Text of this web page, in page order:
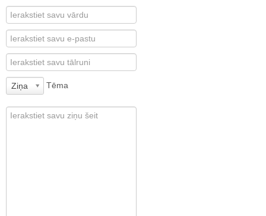
Ziņa Tēma